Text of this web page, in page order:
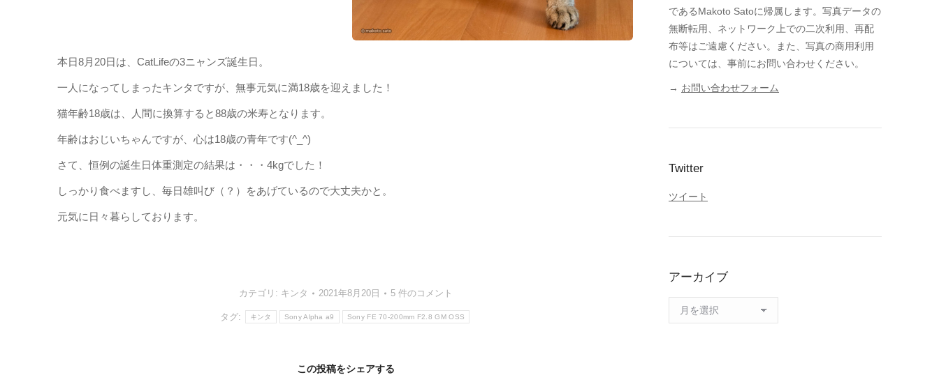
本日8月20日は、CatLifeの3ニャンズ誕生日。
一人になってしまったキンタですが、無事元気に満18歳を迎えました！
猫年齢18歳は、人間に換算すると88歳の米寿となります。
年齢はおじいちゃんですが、心は18歳の青年です(^_^)
さて、恒例の誕生日体重測定の結果は・・・4kgでした！
しっかり食べますし、毎日雄叫び（？）をあげているので大丈夫かと。
元気に日々暮らしております。
カテゴリ: キンタ 2021年8月20日 5 件のコメント
タグ: キンタ Sony Alpha a9 Sony FE 70-200mm F2.8 GM OSS
この投稿をシェアする
であるMakoto Satoに帰属します。写真データの
無断転用、ネットワーク上での二次利用、再配
布等はご遠慮ください。また、写真の商用利用
については、事前にお問い合わせください。
→ お問い合わせフォーム
Twitter
ツイート
アーカイブ
ー